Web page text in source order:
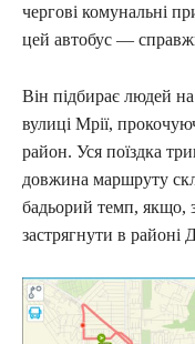
чергові комунальні
цей автобус —
Він підбирає людей
вулиці Мрії,
район. Уся поїздка
довжина маршруту
бадьорий темп, якщо,
застрягнути в районі